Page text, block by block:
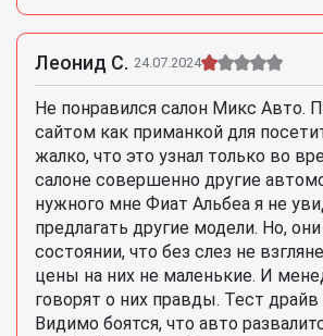
Леонид С. 24.07.2024
Не понравился салон Микс Авто.
сайтом как приманкой для
жалко, что это узнал только во
салоне совершенно другие
нужного мне Фиат Альбеа я не
предлагать другие модели. Но,
состоянии, что без слез не
цены на них не маленькие. И
говорят о них правды. Тест драйв
Видимо боятся, что авто